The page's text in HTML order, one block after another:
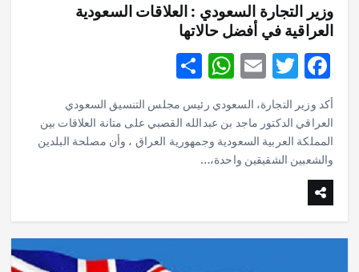
وزير التجارة السعودي : العلاقات السعودية
العراقية في أفضل حالاتها
F
ac
e
b
o
k
T
w
it
te
r
E
ai
l
W
at
s
A
p
S
h
ar
e
أكد وزير التجارة، السعودي رئيس مجلس التنسيق السعودي
العراقي الدكتور ماجد بن عبدالله القصبي على متانة العلاقات بين
المملكة العربية السعودية وجمهورية العراق ، وأن مصلحة البلدين
والشعبين الشقيقين واحدة،…